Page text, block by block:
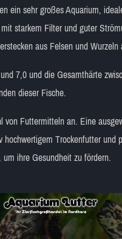
ein sehr großes Aquarium,
starkem Filter und guter
aus Felsen und
7,0 und die Gesamthärte
dieser Fische.
Futtermitteln an. Eine
Trockenfutter und
ihre Gesundheit zu fördern.